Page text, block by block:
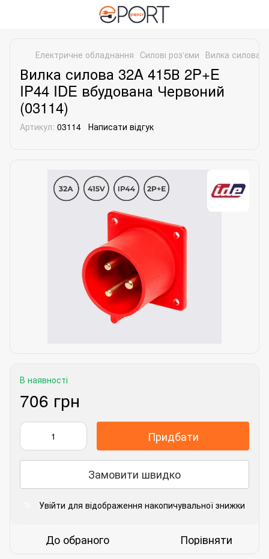
Електричне обладнання Силові роз'єми Вилка силова
Вилка силова 32A 415В 2P+E
IP44 IDE вбудована Червоний
(03114)
Артикул: 03114 Написати відгук
В наявності
706 грн
Придбати
Замовити швидко
Увійти для відображення накопичувальної знижки
До обраного Порівняти